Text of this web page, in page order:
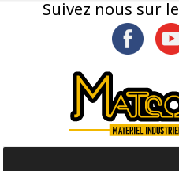
Suivez nous sur